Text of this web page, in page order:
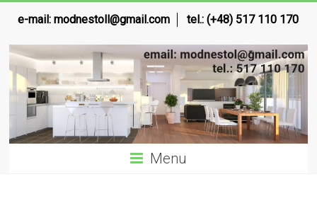
e-mail:modnestoll@gmail.com tel.: (+48) 517 110 170
Menu